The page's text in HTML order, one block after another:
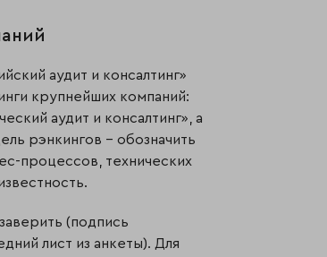
аудит и консалтинг»
крупнейших компаний:
аудит и консалтинг», а
рэнкингов – обозначить
процессов, технических
(подпись
лист из анкеты). Для